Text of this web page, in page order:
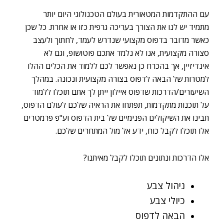
עם ההתקדמות המטאורית בעולם הטכנולוגי היום יותר
מתמיד יש לנו את הצורך בעריכה גרפית כזו או אחרת. כל שכן
כאשר מדובר בדפוס מקצועי שנדרש לעמד, לחתוך ולעצב
סצורה מקצועית, אנו לא נלמד אתכם פוטושופ, וגם לא
אינדיזיין, אך בהכרח כן נאפשר לכם ללמוד את הכלים ההלו
למטרות של הבאה לדפוס בצורה מקצועית ונכונה. במהלך
השיעורים/הדרכות שדפוס איילון ייתן לך אתם תוכלו ללמוד
על תוכנות מתקדמות, תפתחו את הראיה שלכם לעולם הדפוס,
תבינו את השיקולים הפנימיים של בית הדפוס וע"פ פרמטרים
אלו תוכלו לקבל כוח, ידע אל מול המתחרים שלכם.
אלו הדרכות ונתונים תוכלו לקבל מאיתנו?
ניהול צבע
כיולי צבע
הבאה לדפוס